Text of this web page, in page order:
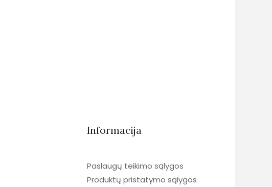
Informacija
Paslaugų teikimo sąlygos
Produktų pristatymo sąlygos